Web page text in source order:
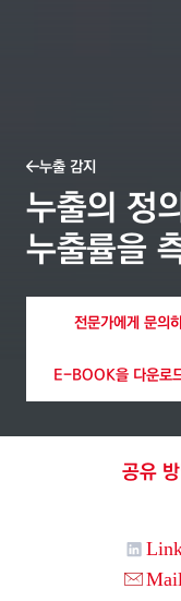
누출 감지
누출의 정
누출률을
전문가에게 문의
E-BOOK을 다운로
공유
Mail